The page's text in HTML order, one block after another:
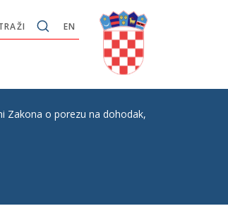
EN
o porezu na dohodak, P.Z.br.446